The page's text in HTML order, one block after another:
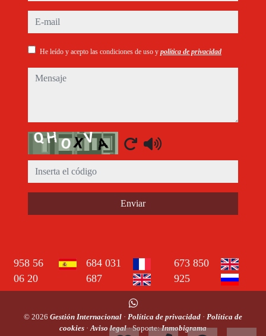
e-mail
He leído y acepto las condiciones de uso y política de privacidad
mensaje
Captcha
Enviar
958 56
06 20
684 031
687
673 850
925
© 2026 Gestión Internacional · Política de privacidad · Política de
cookies ·Aviso legal· Soporte:Inmobigrama